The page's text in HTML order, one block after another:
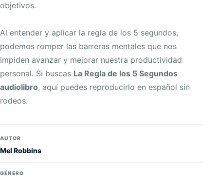
objetivos.
Al entender y aplicar la regla de los 5 segundos,
podemos romper las barreras mentales que nos
impiden avanzar y mejorar nuestra productividad
personal. Si buscas La Regla de los 5 Segundos
audiolibro, aquí puedes reproducirlo en español sin
rodeos.
AUTOR
Mel Robbins
GÉNERO